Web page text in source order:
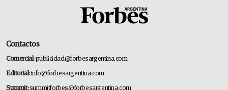
Contactos
Comercial:publicidad@forbesargentina.com
Editorial:info@forbesargentina.com
Summit:summitforbes@forbesargentina.com